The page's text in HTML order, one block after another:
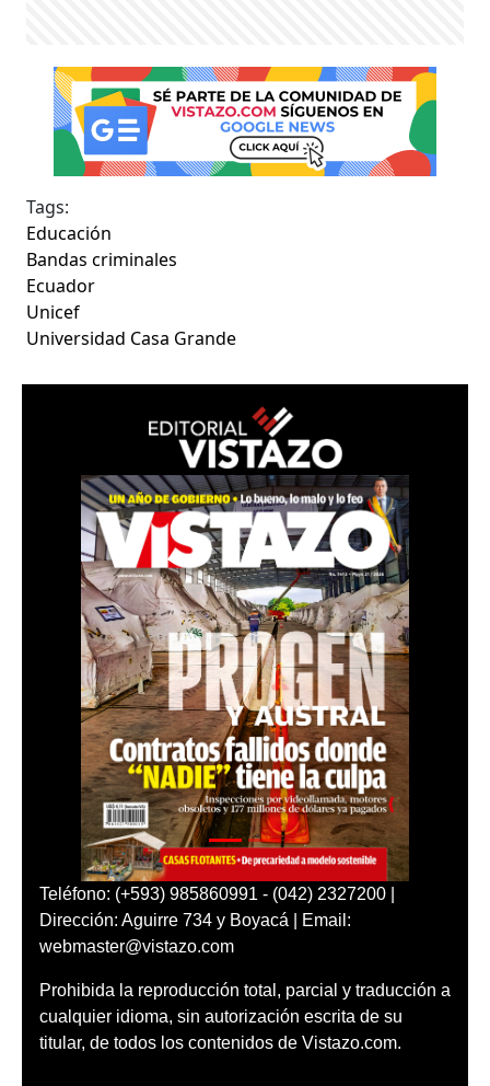
Tags:
Educación
Bandas criminales
Ecuador
Unicef
Universidad Casa Grande
Teléfono: (+593) 985860991 - (042) 2327200 |
Dirección: Aguirre 734 y Boyacá | Email:
webmaster@vistazo.com
Prohibida la reproducción total, parcial y traducción a
cualquier idioma, sin autorización escrita de su
titular, de todos los contenidos de Vistazo.com.